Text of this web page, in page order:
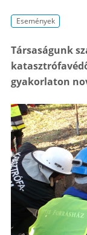
Események
Társaságunk
gyakorlaton